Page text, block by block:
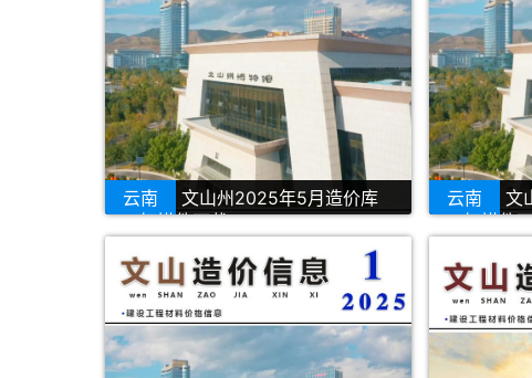
云南
文山州2025年5月造价库
PDF扫描件下载
云南
文
PDF扫描件